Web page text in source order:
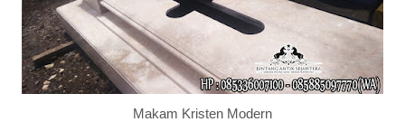
Makam Kristen Modern